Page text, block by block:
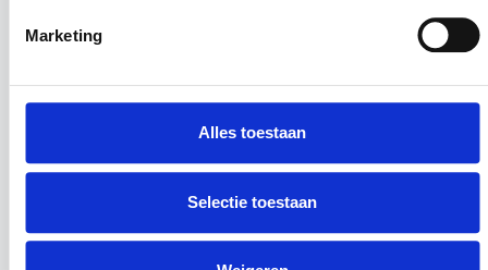
Marketing
Alles toestaan
Selectie toestaan
Leer in één dag hoe je met verschillende soorten kit
vakkundig werkt
Vaktechniek|1 dag|€ 485,00